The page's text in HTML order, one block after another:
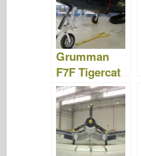
Grumman
F7F Tigercat
–
WalkAround